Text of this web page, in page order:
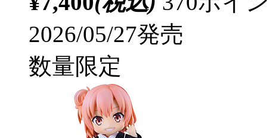
2026/05/27発売
数量限定